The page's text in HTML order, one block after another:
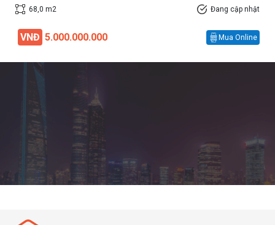
68,0 m2
Đang cập nhật
VNĐ 5.000.000.000 Mua Online